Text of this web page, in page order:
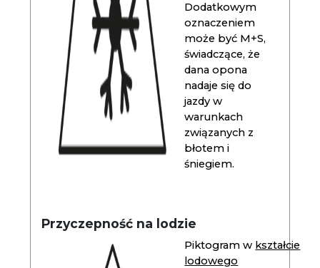
Dodatkowym
oznaczeniem
może być M+S,
świadczące, że
dana opona
nadaje się do
jazdy w
warunkach
związanych z
błotem i
śniegiem.
Przyczepność na lodzie
Piktogram w kształcie
lodowego